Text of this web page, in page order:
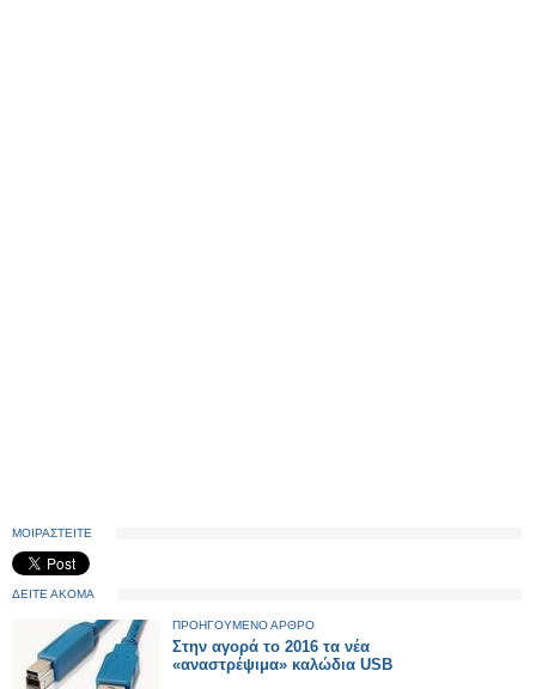
ΜΟΙΡΑΣΤΕΙΤΕ
ΔΕΙΤΕ ΑΚΟΜΑ
ΠΡΟΗΓΟΥΜΕΝΟ ΑΡΘΡΟ
Στην αγορά το 2016 τα νέα
«αναστρέψιμα» καλώδια USB